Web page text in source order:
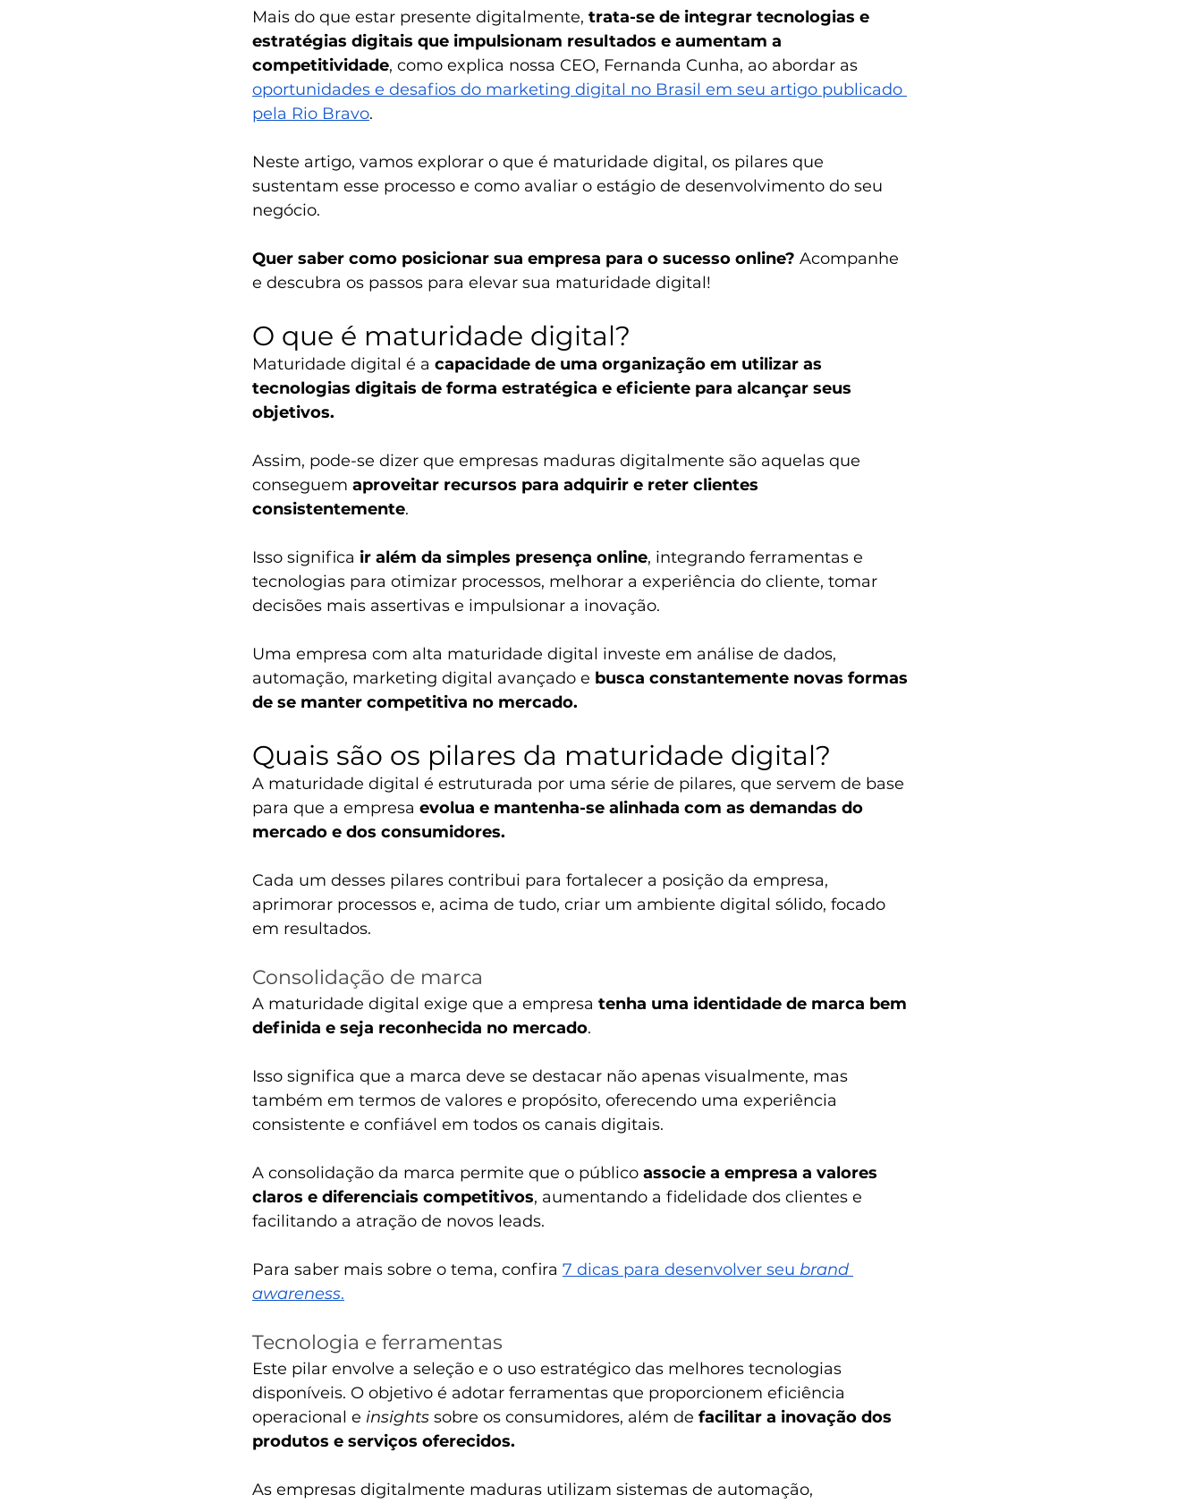
Mais do que estar presente digitalmente, trata-se de integrar tecnologias e
estratégias digitais que impulsionam resultados e aumentam a
competitividade, como explica nossa CEO, Fernanda Cunha, ao abordar as
oportunidades e desafios do marketing digital no Brasil em seu artigo publicado
pela Rio Bravo.
Neste artigo, vamos explorar o que é maturidade digital, os pilares que
sustentam esse processo e como avaliar o estágio de desenvolvimento do seu
negócio.
Quer saber como posicionar sua empresa para o sucesso online? Acompanhe
e descubra os passos para elevar sua maturidade digital!
O que é maturidade digital?
Maturidade digital é a capacidade de uma organização em utilizar as
tecnologias digitais de forma estratégica e eficiente para alcançar seus
objetivos.
Assim, pode-se dizer que empresas maduras digitalmente são aquelas que
conseguem aproveitar recursos para adquirir e reter clientes
consistentemente.
Isso significa ir além da simples presença online, integrando ferramentas e
tecnologias para otimizar processos, melhorar a experiência do cliente, tomar
decisões mais assertivas e impulsionar a inovação.
Uma empresa com alta maturidade digital investe em análise de dados,
automação, marketing digital avançado e busca constantemente novas formas
de se manter competitiva no mercado.
Quais são os pilares da maturidade digital?
A maturidade digital é estruturada por uma série de pilares, que servem de base
para que a empresa evolua e mantenha-se alinhada com as demandas do
mercado e dos consumidores.
Cada um desses pilares contribui para fortalecer a posição da empresa,
aprimorar processos e, acima de tudo, criar um ambiente digital sólido, focado
em resultados.
Consolidação de marca
A maturidade digital exige que a empresa tenha uma identidade de marca bem
definida e seja reconhecida no mercado.
Isso significa que a marca deve se destacar não apenas visualmente, mas
também em termos de valores e propósito, oferecendo uma experiência
consistente e confiável em todos os canais digitais.
A consolidação da marca permite que o público associe a empresa a valores
claros e diferenciais competitivos, aumentando a fidelidade dos clientes e
facilitando a atração de novos leads.
Para saber mais sobre o tema, confira 7 dicas para desenvolver seu brand
awareness.
Tecnologia e ferramentas
Este pilar envolve a seleção e o uso estratégico das melhores tecnologias
disponíveis. O objetivo é adotar ferramentas que proporcionem eficiência
operacional e insights sobre os consumidores, além de facilitar a inovação dos
produtos e serviços oferecidos.
As empresas digitalmente maduras utilizam sistemas de automação,